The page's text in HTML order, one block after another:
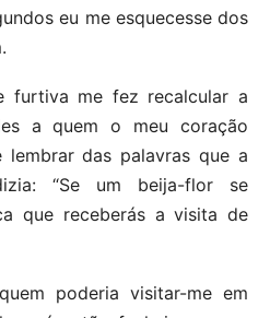
eu me esquecesse dos
furtiva me fez recalcular a
a quem o meu coração
lembrar das palavras que a
“Se um beija-flor se
que receberás a visita de
poderia visitar-me em